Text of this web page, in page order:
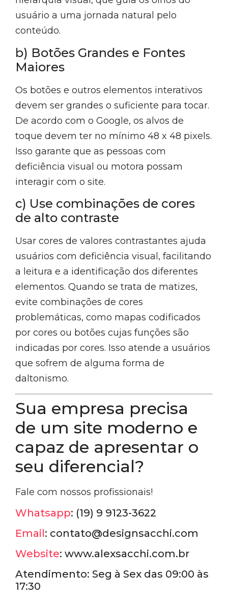
usuário a uma jornada natural pelo
conteúdo.
b) Botões Grandes e Fontes
Maiores
Os botões e outros elementos interativos
devem ser grandes o suficiente para tocar.
De acordo com o Google, os alvos de
toque devem ter no mínimo 48 x 48 pixels.
Isso garante que as pessoas com
deficiência visual ou motora possam
interagir com o site.
c) Use combinações de cores
de alto contraste
Usar cores de valores contrastantes ajuda
usuários com deficiência visual, facilitando
a leitura e a identificação dos diferentes
elementos. Quando se trata de matizes,
evite combinações de cores
problemáticas, como mapas codificados
por cores ou botões cujas funções são
indicadas por cores. Isso atende a usuários
que sofrem de alguma forma de
daltonismo.
Sua empresa precisa
de um site moderno e
capaz de apresentar o
seu diferencial?
Fale com nossos profissionais!
Whatsapp: (19) 9 9123-3622
Email: contato@designsacchi.com
Website: www.alexsacchi.com.br
Atendimento: Seg à Sex das 09:00 às
17:30